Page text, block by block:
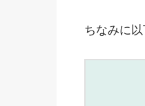
ちなみに